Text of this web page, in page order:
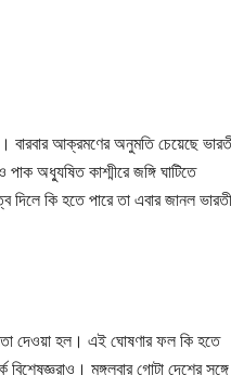
বারবার আক্রমণের অনুমতি চেয়েছে
অধ্যুষিত কাশ্মীরে জঙ্গি ঘাটিতে
দিলে কি হতে পারে তা এবার জানল
দেওয়া হল। এই ঘোষণার ফল কি হতে
মঙ্গলবার গোটা দেশের সঙ্গে